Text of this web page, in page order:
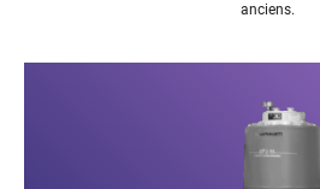
anciens.